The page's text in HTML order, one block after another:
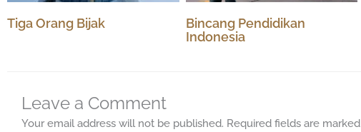
Tiga Orang Bijak
Bincang Pendidikan
Indonesia
Leave a Comment
Your email address will not be published. Required fields are marked